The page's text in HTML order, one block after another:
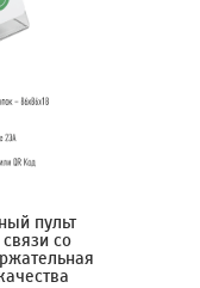
пульт
со